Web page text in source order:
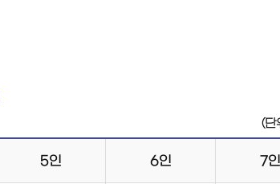
(단
5인 6인 7인